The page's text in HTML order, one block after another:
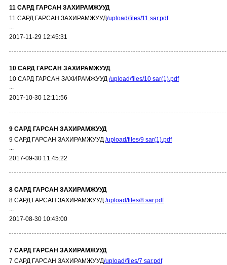
11 САРД ГАРСАН ЗАХИРАМЖУУД
11 САРД ГАРСАН ЗАХИРАМЖУУД/upload/files/11 sar.pdf
...
2017-11-29 12:45:31
10 САРД ГАРСАН ЗАХИРАМЖУУД
10 САРД ГАРСАН ЗАХИРАМЖУУД /upload/files/10 sar(1).pdf
...
2017-10-30 12:11:56
9 САРД ГАРСАН ЗАХИРАМЖУУД
9 САРД ГАРСАН ЗАХИРАМЖУУД /upload/files/9 sar(1).pdf
...
2017-09-30 11:45:22
8 САРД ГАРСАН ЗАХИРАМЖУУД
8 САРД ГАРСАН ЗАХИРАМЖУУД /upload/files/8 sar.pdf
...
2017-08-30 10:43:00
7 САРД ГАРСАН ЗАХИРАМЖУУД
7 САРД ГАРСАН ЗАХИРАМЖУУД/upload/files/7 sar.pdf